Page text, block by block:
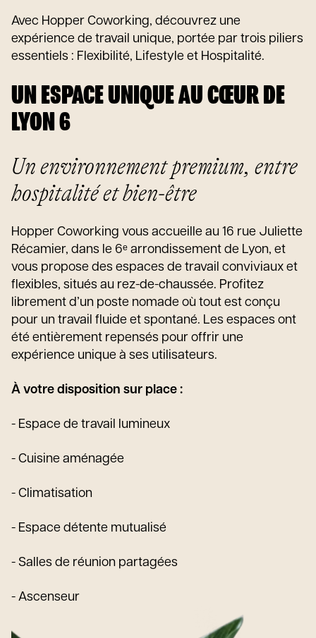
Avec Hopper Coworking, découvrez une
expérience de travail unique, portée par trois piliers
essentiels : Flexibilité, Lifestyle et Hospitalité.
UN ESPACE UNIQUE AU CŒUR DE
LYON 6
Un environnement premium, entre
hospitalité et bien-être
Hopper Coworking vous accueille au 16 rue Juliette
Récamier, dans le 6ᵉ arrondissement de Lyon, et
vous propose des espaces de travail conviviaux et
flexibles, situés au rez-de-chaussée. Profitez
librement d’un poste nomade où tout est conçu
pour un travail fluide et spontané. Les espaces ont
été entièrement repensés pour offrir une
expérience unique à ses utilisateurs.
À votre disposition sur place :
- Espace de travail lumineux
- Cuisine aménagée
- Climatisation
- Espace détente mutualisé
- Salles de réunion partagées
- Ascenseur